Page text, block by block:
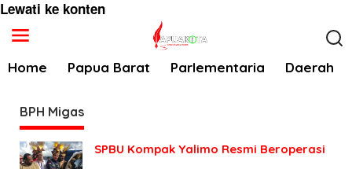
Lewati ke konten
Home Papua Barat Parlementaria Daerah
BPH Migas
SPBU Kompak Yalimo Resmi Beroperasi